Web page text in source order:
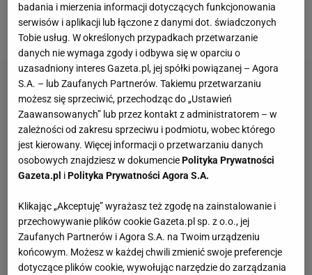
piłkarzKoronyKielce zdecydował się na przejście do
drużyny wicelidera PKO Ekstraklasy.
badania i mierzenia informacji dotyczących funkcjonowania
serwisów i aplikacji lub łączone z danymi dot. świadczonych
Tobie usług. W określonych przypadkach przetwarzanie
danych nie wymaga zgody i odbywa się w oparciu o
uzasadniony interes Gazeta.pl, jej spółki powiązanej – Agora
S.A. – lub Zaufanych Partnerów. Takiemu przetwarzaniu
możesz się sprzeciwić, przechodząc do „Ustawień
Zaawansowanych” lub przez kontakt z administratorem – w
zależności od zakresu sprzeciwu i podmiotu, wobec którego
jest kierowany. Więcej informacji o przetwarzaniu danych
osobowych znajdziesz w dokumenciePolityka Prywatności
Gazeta.pl iPolityka Prywatności Agora S.A.
Klikając „Akceptuję” wyrażasz też zgodę na zainstalowanie i
przechowywanie plików cookie Gazeta.pl sp. z o.o., jej
Zaufanych Partnerów i Agora S.A. na Twoim urządzeniu
końcowym. Możesz w każdej chwili zmienić swoje preferencje
dotyczące plików cookie, wywołując narzędzie do zarządzania